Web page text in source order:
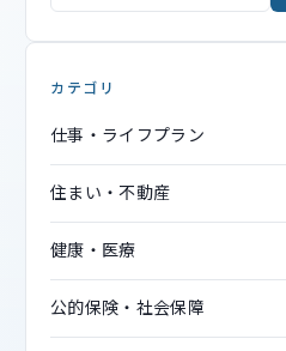
カテゴリ
仕事・ライフプラン
住まい・不動産
健康・医療
公的保険・社会保障